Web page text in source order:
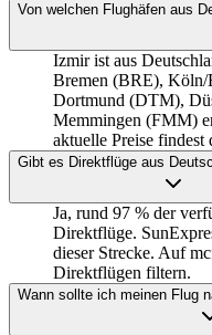
Von welchen Flughäfen aus
Izmir ist aus
Bremen (BRE),
Dortmund (DTM),
Memmingen (FMM)
aktuelle Preise
Gibt es Direktflüge aus
Ja, rund 97 % der
Direktflüge.
dieser Strecke. Auf
Direktflügen filtern.
Wann sollte ich meinen Flug